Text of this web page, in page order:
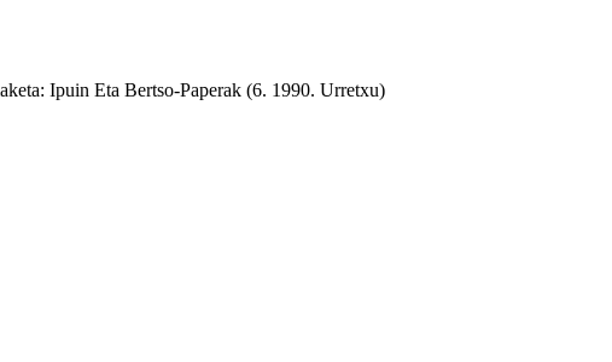
Ipuin Eta Bertso-Paperak (6. 1990. Urretxu)